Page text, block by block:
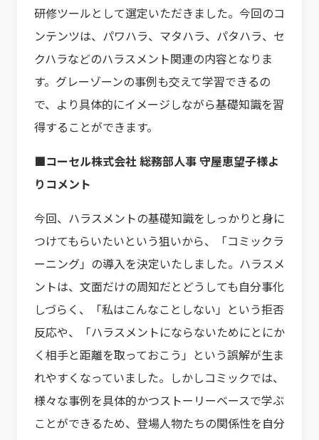
研修ツールとして選定いただきました。今回のコ
ンテンツは、パワハラ、マタハラ、パタハラ、セ
クハラなどのハラスメント関連の内容となりま
す。グレーゾーンの事例も交えて学習できるの
で、より具体的にイメージしながら基礎知識を習
得することができます。
■コーセル株式会社 総務部人事 守屋恵望子様よ
りコメント
今回、ハラスメントの基礎知識をしっかりと身に
つけてもらいたいという狙いから、「コミックラ
ーニング」の導入を決定いたしました。ハラスメ
ントは、文面だけの周知だとどうしても自分事化
しづらく、「私はこんなことしない」という拒否
反応や、「ハラスメントにならないためにとにか
く相手と距離を取っておこう」という誤解が生ま
れやすくなっていました。しかしコミックでは、
様々な事例を具体的かつストーリーベースで学ぶ
ことができるため、登場人物たちの関係性を自分